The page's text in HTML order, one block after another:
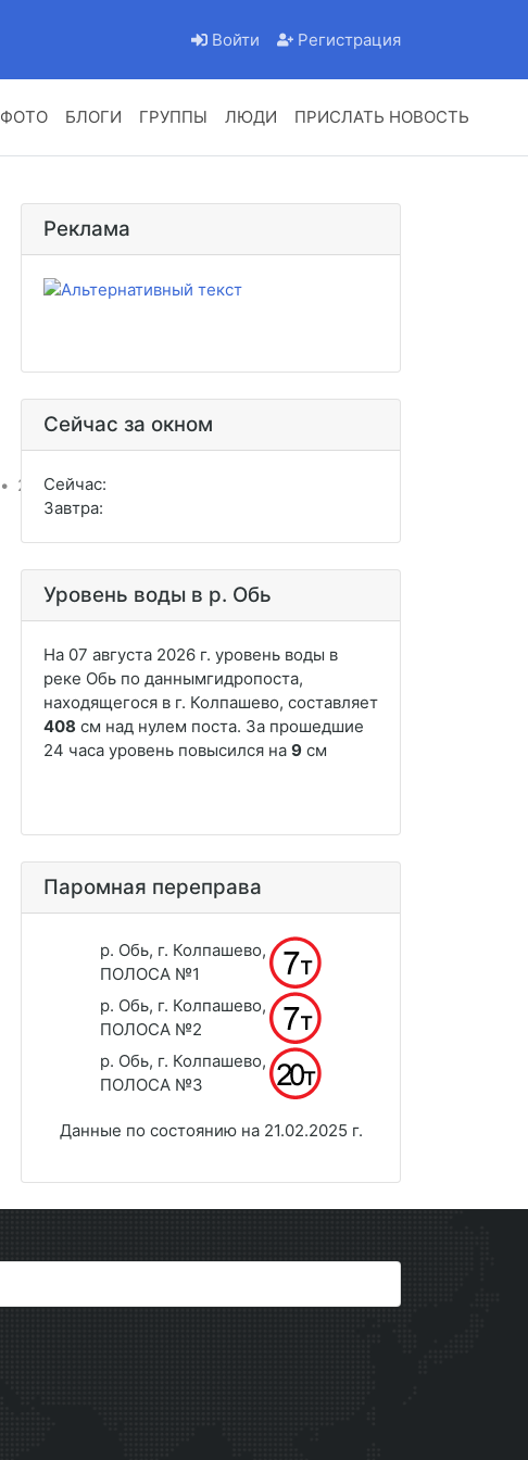
Войти Регистрация
ФОТО БЛОГИ ГРУППЫ ЛЮДИ ПРИСЛАТЬ НОВОСТЬ
26mm
Реклама
Сейчас за окном
Сейчас:
Завтра:
Уровень воды в р. Обь
Паромная переправа
р. Обь, г. Колпашево,
ПОЛОСА №1
р. Обь, г. Колпашево,
ПОЛОСА №2
р. Обь, г. Колпашево,
ПОЛОСА №3
Данные по состоянию на 21.02.2025 г.